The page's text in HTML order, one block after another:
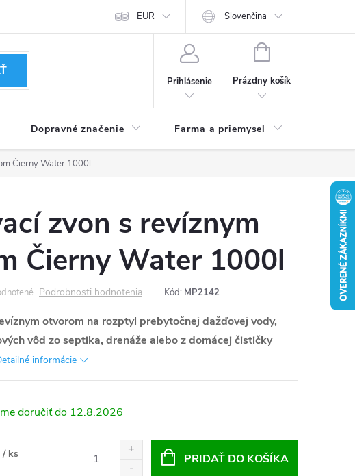
EUR Slovenčina
Prihlásenie
NÁKUPNÝ
Prázdny košík
Dopravné značenie Farma a priemysel
Čierny Water 1000l
zvon s revíznym
Čierny Water 1000l
Podrobnosti hodnotenia Kód: MP2142
otvorom na rozptyl prebytočnej dažďovej vody,
vôd zo septika, drenáže alebo z domácej čističky
informácie
12.8.2026
/ ks
PRIDAŤ DO KOŠÍKA